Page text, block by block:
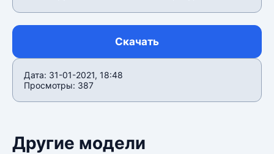
Скачать
Дата: 31-01-2021, 18:48
Просмотры: 387
Другие модели